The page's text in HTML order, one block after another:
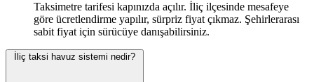
Taksimetre tarifesi kapınızda açılır. İliç ilçesinde mesafeye
göre ücretlendirme yapılır, sürpriz fiyat çıkmaz. Şehirlerarası
sabit fiyat için sürücüye danışabilirsiniz.
İliç taksi havuz sistemi nedir?